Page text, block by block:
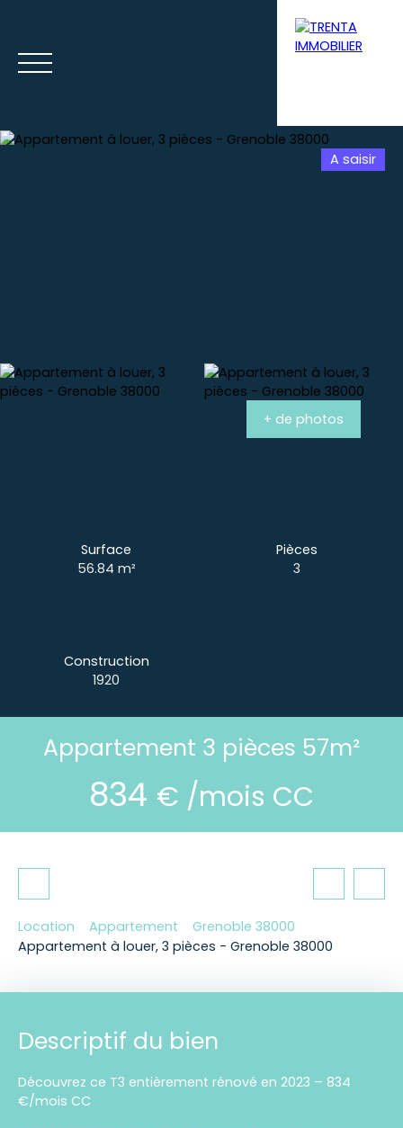
A saisir
+ de photos
Surface
56.84 m²
Pièces
3
Construction
1920
Appartement 3 pièces 57m²
834 € /mois CC
Location Appartement
Grenoble 38000
Appartement à louer, 3 pièces - Grenoble 38000
Descriptif du bien
Découvrez ce T3 entièrement rénové en 2023 – 834
€/mois CC